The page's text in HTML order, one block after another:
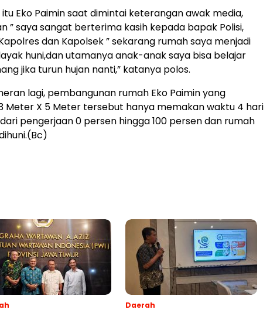
Eko Paimin saat dimintai keterangan awak media,
” saya sangat berterima kasih kepada bapak Polisi,
dan Kapolsek ” sekarang rumah saya menjadi
huni,dan utamanya anak-anak saya bisa belajar
jika turun hujan nanti,” katanya polos.
lagi, pembangunan rumah Eko Paimin yang
Meter X 5 Meter tersebut hanya memakan waktu 4 hari
pengerjaan 0 persen hingga 100 persen dan rumah
Daerah